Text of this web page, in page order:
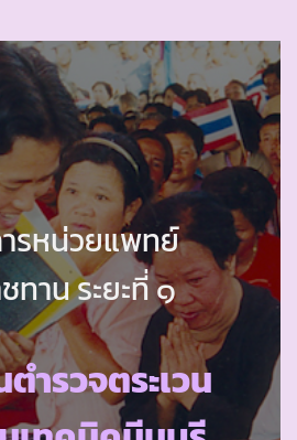
รหน่วยแพทย์
ทาน ระยะที่ ๑
ตำรวจตระเวน